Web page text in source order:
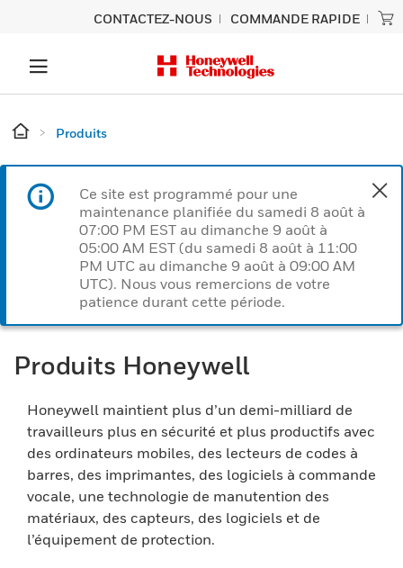
CONTACTEZ-NOUS COMMANDE RAPIDE
Produits
Ce site est programmé pour une
maintenance planifiée du samedi 8 août à
07:00 PM EST au dimanche 9 août à
05:00 AM EST (du samedi 8 août à 11:00
PM UTC au dimanche 9 août à 09:00 AM
UTC). Nous vous remercions de votre
patience durant cette période.
Produits Honeywell
Honeywell maintient plus d’un demi-milliard de
travailleurs plus en sécurité et plus productifs avec
des ordinateurs mobiles, des lecteurs de codes à
barres, des imprimantes, des logiciels à commande
vocale, une technologie de manutention des
matériaux, des capteurs, des logiciels et de
l’équipement de protection.